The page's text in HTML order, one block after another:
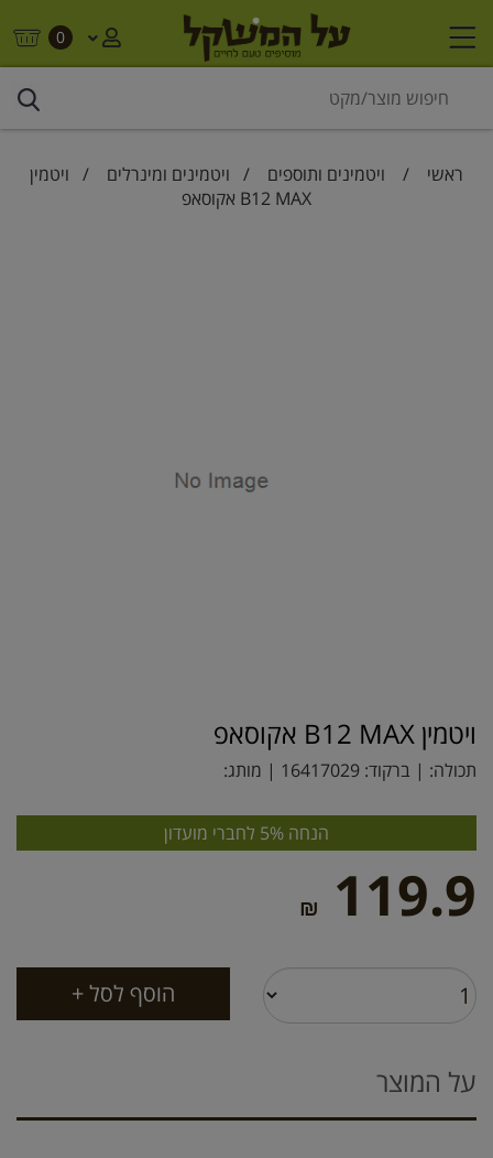
0
ראשי / ויטמינים ותוספים / ויטמינים ומינרלים / ויטמין
B12 MAX אקוסאפ
ויטמין B12 MAX אקוסאפ
תכולה: | ברקוד: 16417029 | מותג:
הנחה 5% לחברי מועדון
119.9
₪
על המוצר